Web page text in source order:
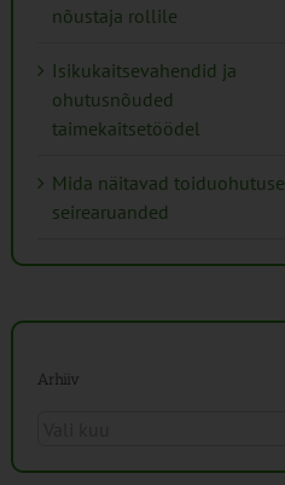
nõustaja rollile
Isikukaitsevahendid ja
ohutusnõuded
taimekaitsetöödel
Mida näitavad toiduohutuse
seirearuanded
Arhiiv